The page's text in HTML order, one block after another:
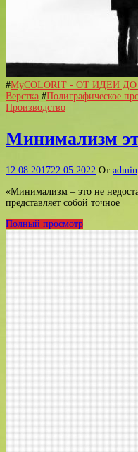
#MyCOLORIT - ОТ ИДЕИ
Верстка #Полиграфическое
Производство
Минимализм
12.08.201722.05.2022 От admin
«Минимализм – это не
представляет собой точное
Полный просмотр